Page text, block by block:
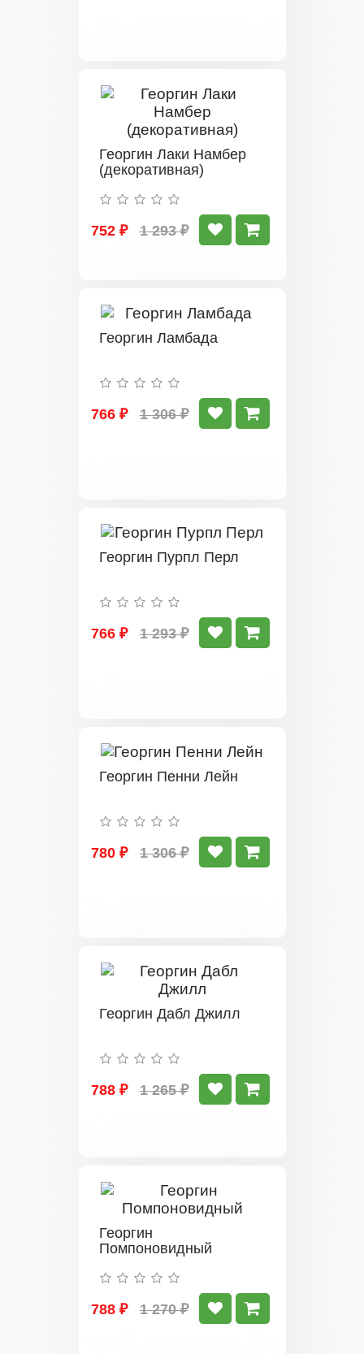
Георгин Лаки Намбер
(декоративная)
752 ₽ 1 293 ₽
Георгин Ламбада
766 ₽ 1 306 ₽
Георгин Пурпл Перл
766 ₽ 1 293 ₽
Георгин Пенни Лейн
780 ₽ 1 306 ₽
Георгин Дабл Джилл
788 ₽ 1 265 ₽
Георгин
Помпоновидный
788 ₽ 1 270 ₽